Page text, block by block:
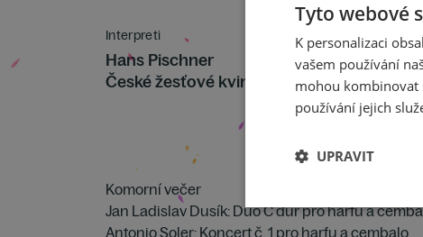
Interpreti
Hans Pischner
České žesťové kvinteto
Komorní večer
Jan Ladislav Dusík: Duo C dur pro harfu a
Antonio Soler: Koncert č. 1 pro harfu a cembalo
Tyto webové
K personalizaci
vašem používání
mohou kombinovat
používání jejich
UPRAVIT